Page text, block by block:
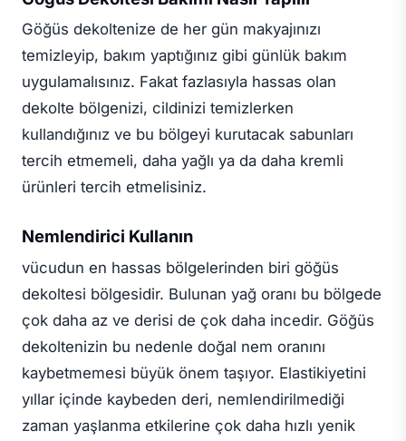
Göğüs dekoltenize de her gün makyajınızı
temizleyip, bakım yaptığınız gibi günlük bakım
uygulamalısınız. Fakat fazlasıyla hassas olan
dekolte bölgenizi, cildinizi temizlerken
kullandığınız ve bu bölgeyi kurutacak sabunları
tercih etmemeli, daha yağlı ya da daha kremli
ürünleri tercih etmelisiniz.
Nemlendirici Kullanın
vücudun en hassas bölgelerinden biri göğüs
dekoltesi bölgesidir. Bulunan yağ oranı bu bölgede
çok daha az ve derisi de çok daha incedir. Göğüs
dekoltenizin bu nedenle doğal nem oranını
kaybetmemesi büyük önem taşıyor. Elastikiyetini
yıllar içinde kaybeden deri, nemlendirilmediği
zaman yaşlanma etkilerine çok daha hızlı yenik